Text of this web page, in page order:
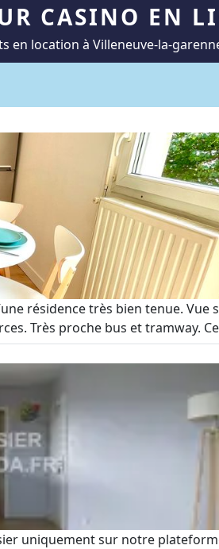
CASINO EN
en location à Villeneuve-la-
résidence très bien tenue.
Très proche bus et tramway.
uniquement sur notre